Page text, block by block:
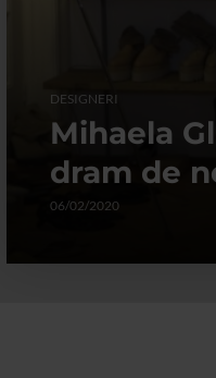
DESIGNERI
Mihaela
dram de
06/02/2020